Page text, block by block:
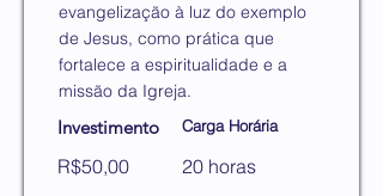
evangelização à luz do exemplo
de Jesus, como prática que
fortalece a espiritualidade e a
missão da Igreja.
Investimento
R$50,00
Carga Horária
20 horas